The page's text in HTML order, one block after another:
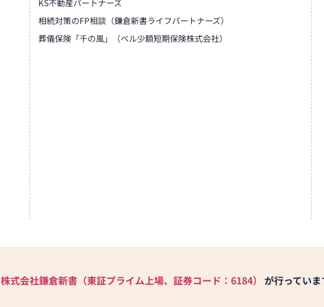
KS不動産パートナーズ
相続対策のFP相談（鎌倉新書ライフパートナーズ）
葬儀保険「千の風」（ベル少額短期保険株式会社）
株式会社鎌倉新書（東証プライム上場、証券コード：6184） が行っていま